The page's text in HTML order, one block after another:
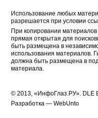
Использование любых
разрешается при условии
При копировании
прямая открытая для
быть размещена в
использования материалов.
должна быть размещена в
материала.
© 2013, «ИнфоГлаз.РУ». DLE
Разработка —WebUnto